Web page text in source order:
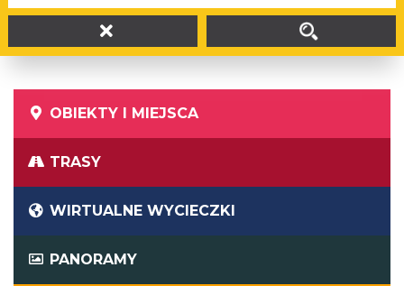
Brak wyników
OBIEKTY I MIEJSCA
TRASY
WIRTUALNE WYCIECZKI
PANORAMY